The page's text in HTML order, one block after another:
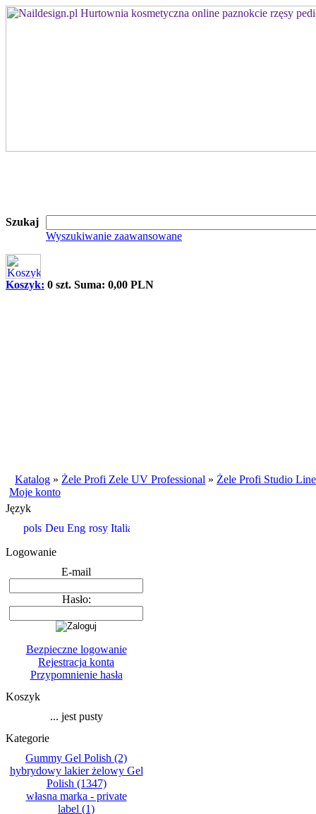
Szukaj
Wyszukiwanie zaawansowane
Koszyk: 0 szt. Suma: 0,00 PLN
Katalog » Żele Profi Zele UV Professional » Żele Profi Studio Line
Moje konto
Język
Logowanie
E-mail
Hasło:
Bezpieczne logowanie
Rejestracja konta
Przypomnienie hasła
Koszyk
... jest pusty
Kategorie
Gummy Gel Polish (2)
hybrydowy lakier żelowy Gel
Polish (1347)
własna marka - private
label (1)